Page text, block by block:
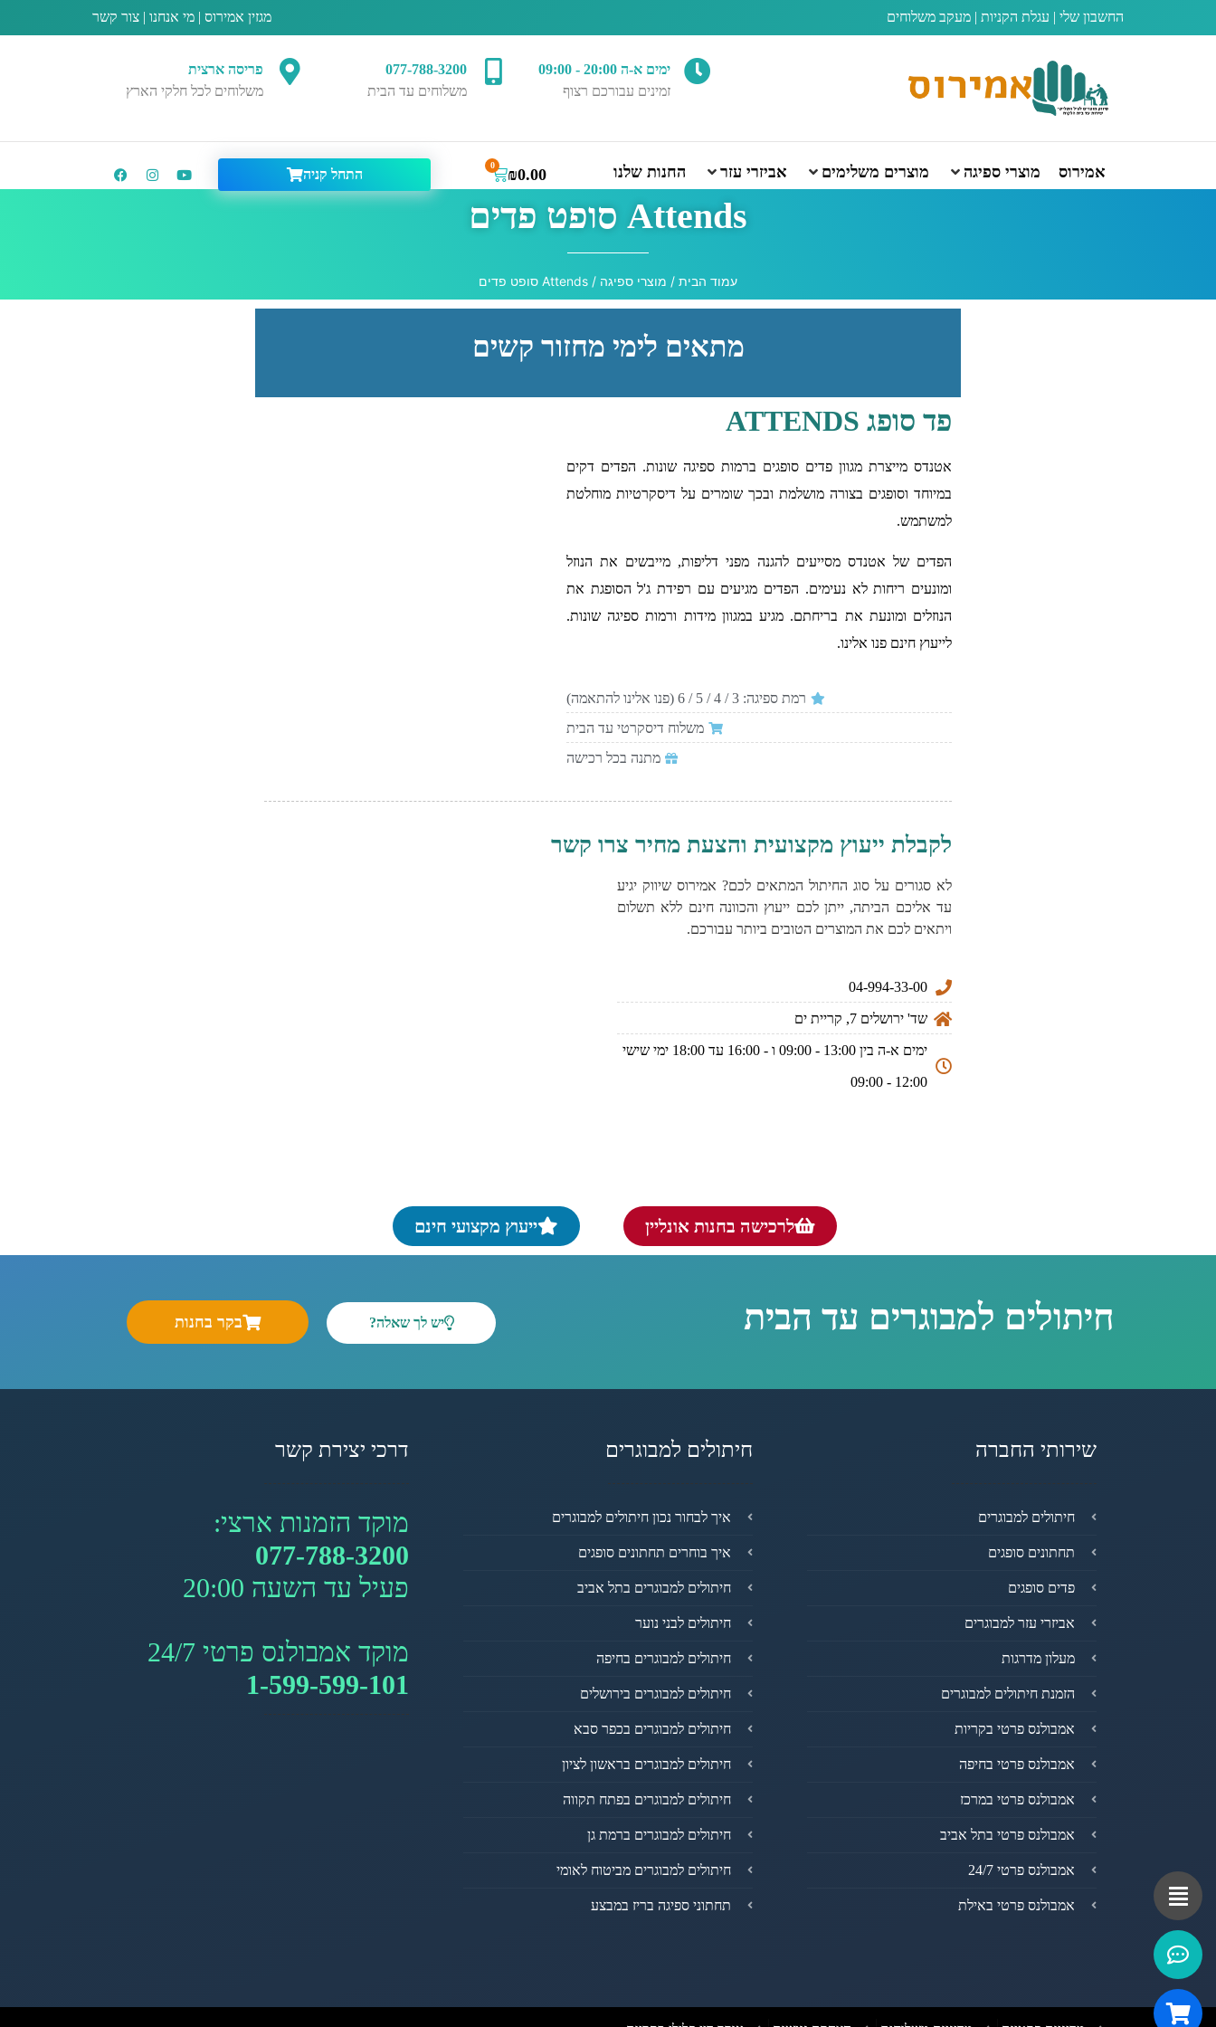
החשבון שלי | עגלת הקניות | מעקב משלוחים מגזין אמירוס | מי אנחנו | צור קשר
ימים א-ה 20:00 - 09:00
זמינים עבורכם רצוף
077-788-3200
משלוחים עד הבית
פריסה ארצית
משלוחים לכל חלקי הארץ
אמירוס מוצרי ספיגה מוצרים משלימים אביזרי עזר החנות שלנו ₪0.00
0
התחל קניה
Attends סופט פדים
עמוד הבית / מוצרי ספיגה / Attends סופט פדים
מתאים לימי מחזור קשים
פד סופג ATTENDS
אטנדס מייצרת מגוון פדים סופגים ברמות ספיגה שונות. הפדים דקים
במיוחד וסופגים בצורה מושלמת ובכך שומרים על דיסקרטיות מוחלטת
למשתמש.
הפדים של אטנדס מסייעים להגנה מפני דליפות, מייבשים את הנוזל
ומונעים ריחות לא נעימים. הפדים מגיעים עם רפידת ג'ל הסופגת את
הנוזלים ומונעת את בריחתם. מגיע במגוון מידות ורמות ספיגה שונות.
לייעוץ חינם פנו אלינו.
רמת ספיגה: 3 / 4 / 5 / 6 (פנו אלינו להתאמה)
משלוח דיסקרטי עד הבית
מתנה בכל רכישה
לקבלת ייעוץ מקצועית והצעת מחיר צרו קשר
לא סגורים על סוג החיתול המתאים לכם? אמירוס שיווק יגיע
עד אליכם הביתה, ייתן לכם ייעוץ והכוונה חינם ללא תשלום
ויתאים לכם את המוצרים הטובים ביותר עבורכם.
04-994-33-00
שד' ירושלים 7, קריית ים
ימים א-ה בין 13:00 - 09:00 ו - 16:00 עד 18:00 ימי שישי
12:00 - 09:00
לרכישה בחנות אונליין ייעוץ מקצועי חינם
חיתולים למבוגרים עד הבית יש לך שאלה? בקר בחנות
שירותי החברה
חיתולים למבוגרים
תחתונים סופגים
פדים סופגים
אביזרי עזר למבוגרים
מעלון מדרגות
הזמנת חיתולים למבוגרים
אמבולנס פרטי בקריות
אמבולנס פרטי בחיפה
אמבולנס פרטי במרכז
אמבולנס פרטי בתל אביב
אמבולנס פרטי 24/7
אמבולנס פרטי באילת
חיתולים למבוגרים
איך לבחור נכון חיתולים למבוגרים
איך בוחרים תחתונים סופגים
חיתולים למבוגרים בתל אביב
חיתולים לבני נוער
חיתולים למבוגרים בחיפה
חיתולים למבוגרים בירושלים
חיתולים למבוגרים בכפר סבא
חיתולים למבוגרים בראשון לציון
חיתולים למבוגרים בפתח תקווה
חיתולים למבוגרים ברמת גן
חיתולים למבוגרים מביטוח לאומי
תחתוני ספיגה בריז במבצע
דרכי יצירת קשר
מוקד הזמנות ארצי:
077-788-3200
פעיל עד השעה 20:00
מוקד אמבולנס פרטי 24/7
1-599-599-101